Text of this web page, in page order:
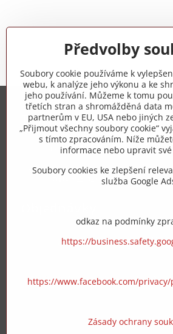
Trovita s.r.o.
+420 775 973 319
info​@zipzop​.cz
Předvolby
Soubory cookie používáme k
webu, k analýze jeho výkonu a ke
jeho používání. Můžeme k tomu
třetích stran a shromážděná data
partnerům v EU, USA nebo jiných
„Přijmout všechny soubory cookie“
s tímto zpracováním. Níže
informace nebo upravit
Soubory cookies ke zlepšení
služba Google
odkaz na podmínky
https://
https://www.facebook.com/privacy/
Zásady ochrany